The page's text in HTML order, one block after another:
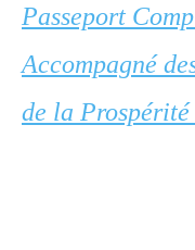
Passeport
Accompagné
de la Prospérité